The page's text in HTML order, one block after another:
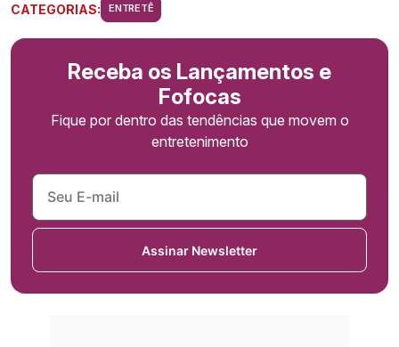
CATEGORIAS: ENTRETÊ
Receba os Lançamentos e
Fofocas
Fique por dentro das tendências que movem o
entretenimento
Assinar Newsletter